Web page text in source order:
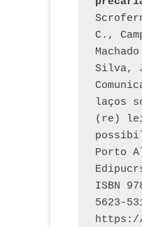
C.,
Silva,
laços
(re)
Porto
ISBN
5623-
https://